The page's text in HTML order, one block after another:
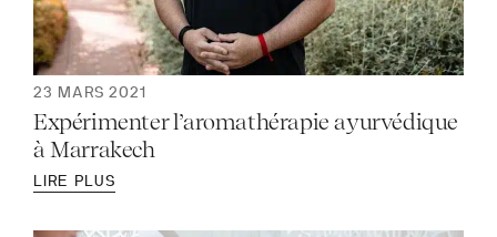
23 MARS 2021
Expérimenter l’aromathérapie ayurvédique
à Marrakech
LIRE PLUS